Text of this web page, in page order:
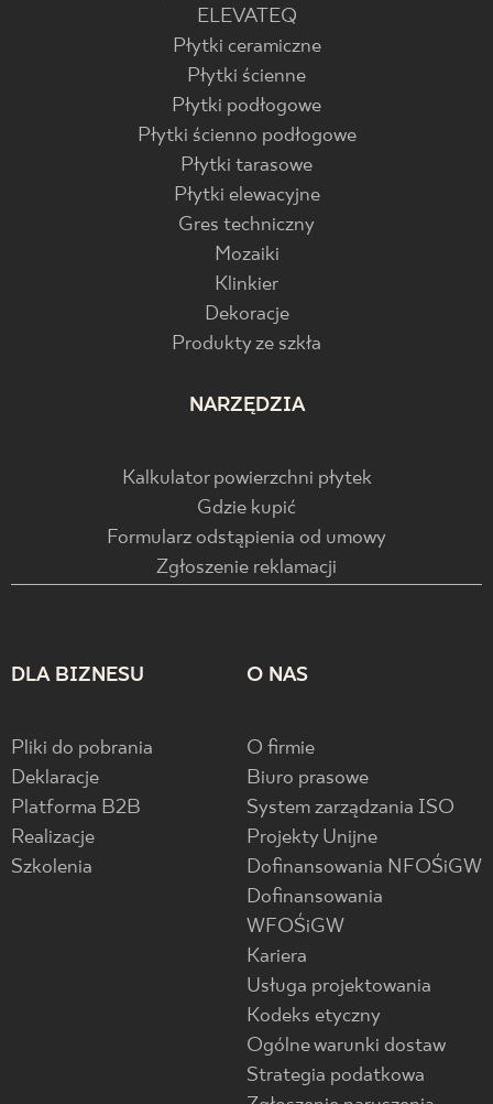
ELEVATEQ
Płytki ceramiczne
Płytki ścienne
Płytki podłogowe
Płytki ścienno podłogowe
Płytki tarasowe
Płytki elewacyjne
Gres techniczny
Mozaiki
Klinkier
Dekoracje
Produkty ze szkła
NARZĘDZIA
Kalkulator powierzchni płytek
Gdzie kupić
Formularz odstąpienia od umowy
Zgłoszenie reklamacji
DLA BIZNESU
Pliki do pobrania
Deklaracje
Platforma B2B
Realizacje
Szkolenia
O NAS
O firmie
Biuro prasowe
System zarządzania ISO
Projekty Unijne
Dofinansowania NFOŚiGW
Dofinansowania
WFOŚiGW
Kariera
Usługa projektowania
Kodeks etyczny
Ogólne warunki dostaw
Strategia podatkowa